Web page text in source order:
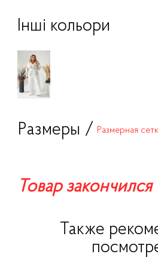
Інші кольори
Размеры / Размерная
Товар закончился
Также